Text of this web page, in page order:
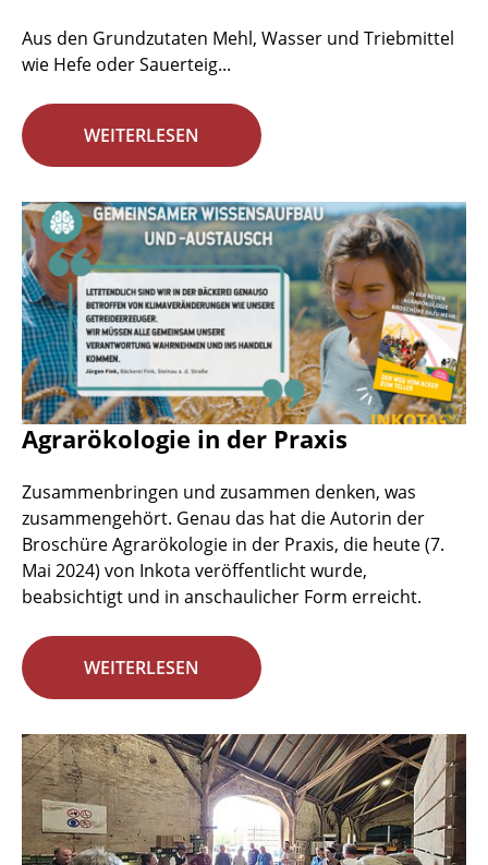
Aus den Grundzutaten Mehl, Wasser und Triebmittel
wie Hefe oder Sauerteig...
WEITERLESEN
Agrarökologie in der Praxis
Zusammenbringen und zusammen denken, was
zusammengehört. Genau das hat die Autorin der
Broschüre Agrarökologie in der Praxis, die heute (7.
Mai 2024) von Inkota veröffentlicht wurde,
beabsichtigt und in anschaulicher Form erreicht.
WEITERLESEN